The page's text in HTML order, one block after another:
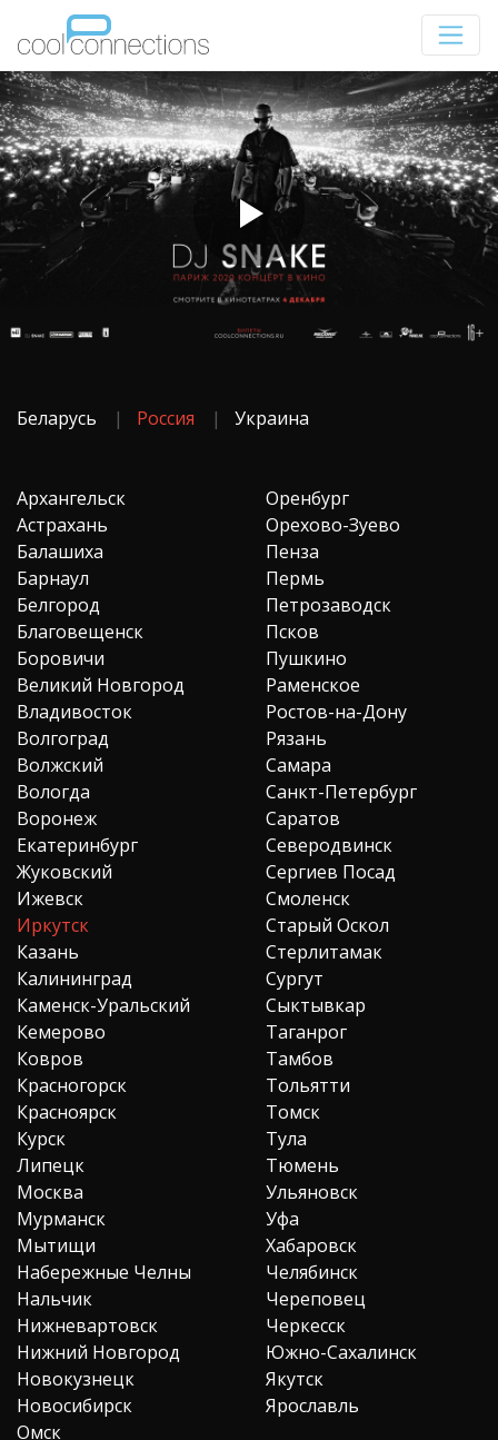
Беларусь Россия Украина
Архангельск
Астрахань
Балашиха
Барнаул
Белгород
Благовещенск
Боровичи
Великий Новгород
Владивосток
Волгоград
Волжский
Вологда
Воронеж
Екатеринбург
Жуковский
Ижевск
Иркутск
Казань
Калининград
Каменск-Уральский
Кемерово
Ковров
Красногорск
Красноярск
Курск
Липецк
Москва
Мурманск
Мытищи
Набережные Челны
Нальчик
Нижневартовск
Нижний Новгород
Новокузнецк
Новосибирск
Омск
Оренбург
Орехово-Зуево
Пенза
Пермь
Петрозаводск
Псков
Пушкино
Раменское
Ростов-на-Дону
Рязань
Самара
Санкт-Петербург
Саратов
Северодвинск
Сергиев Посад
Смоленск
Старый Оскол
Стерлитамак
Сургут
Сыктывкар
Таганрог
Тамбов
Тольятти
Томск
Тула
Тюмень
Ульяновск
Уфа
Хабаровск
Челябинск
Череповец
Черкесск
Южно-Сахалинск
Якутск
Ярославль